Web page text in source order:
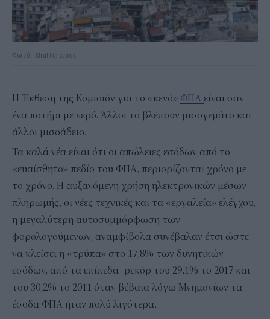
Φωτό: Shutterstock
Η Έκθεση της Κομισιόν για το «κενό» ΦΠΑ είναι σαν
ένα ποτήρι με νερό. Άλλοι το βλέπουν μισογεμάτο και
άλλοι μισοάδειο.
Τα καλά νέα είναι ότι οι απώλειες εσόδων από το
«ευαίσθητο» πεδίο του ΦΠΑ, περιορίζονται χρόνο με
το χρόνο. Η αυξανόμενη χρήση ηλεκτρονικών μέσων
πληρωμής, οι νέες τεχνικές και τα «εργαλεία» ελέγχου,
η μεγαλύτερη αυτοσυμμόρφωση των
φορολογούμενων, αναμφίβολα συνέβαλαν έτσι ώστε
να κλείσει η «τρύπα» στο 17,8% των δυνητικών
εσόδων, από τα επίπεδα- ρεκόρ του 29,1% το 2017 και
του 30,2% το 2011 όταν βέβαια λόγω Μνημονίων τα
έσοδα ΦΠΑ ήταν πολύ λιγότερα.